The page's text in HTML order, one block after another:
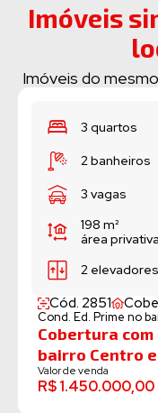
Imóveis
Imóveis do
1 suíte
1 lavabo
198 m²área iptu
198 m²área
3 quartos
Centro,Juiz de Fora, MG
para venda
de Fora, MG